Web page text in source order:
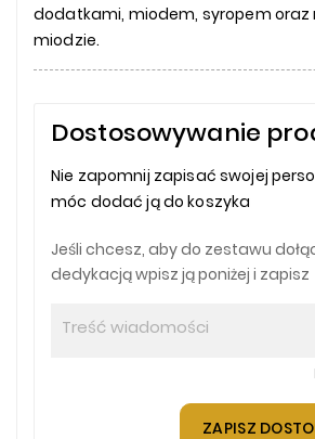
dodatkami, miodem, syropem oraz
miodzie.
Dostosowywanie
Nie zapomnij zapisać swojej
móc dodać ją do koszyka
Jeśli chcesz, aby do zestawu
dedykacją wpisz ją poniżej i zapisz
ZAPISZ